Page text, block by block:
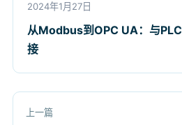
2024年1月27日
从Modbus到OPC UA：与
接
上一篇